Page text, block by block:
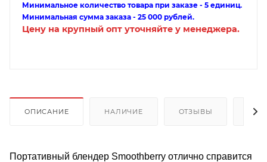
Минимальное количество товара при заказе - 5 единиц.
Минимальная сумма заказа - 25 000 рублей.
Цену на крупный опт уточняйте у менеджера.
ОПИСАНИЕ НАЛИЧИЕ ОТЗЫВЫ
Портативный блендер Smoothberry отлично справится